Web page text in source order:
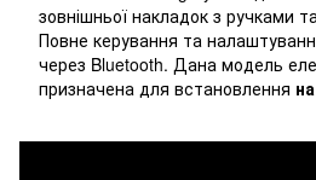
зовнішньої накладок з ручками
Повне керування та
через Bluetooth. Дана модель
призначена для встановлення